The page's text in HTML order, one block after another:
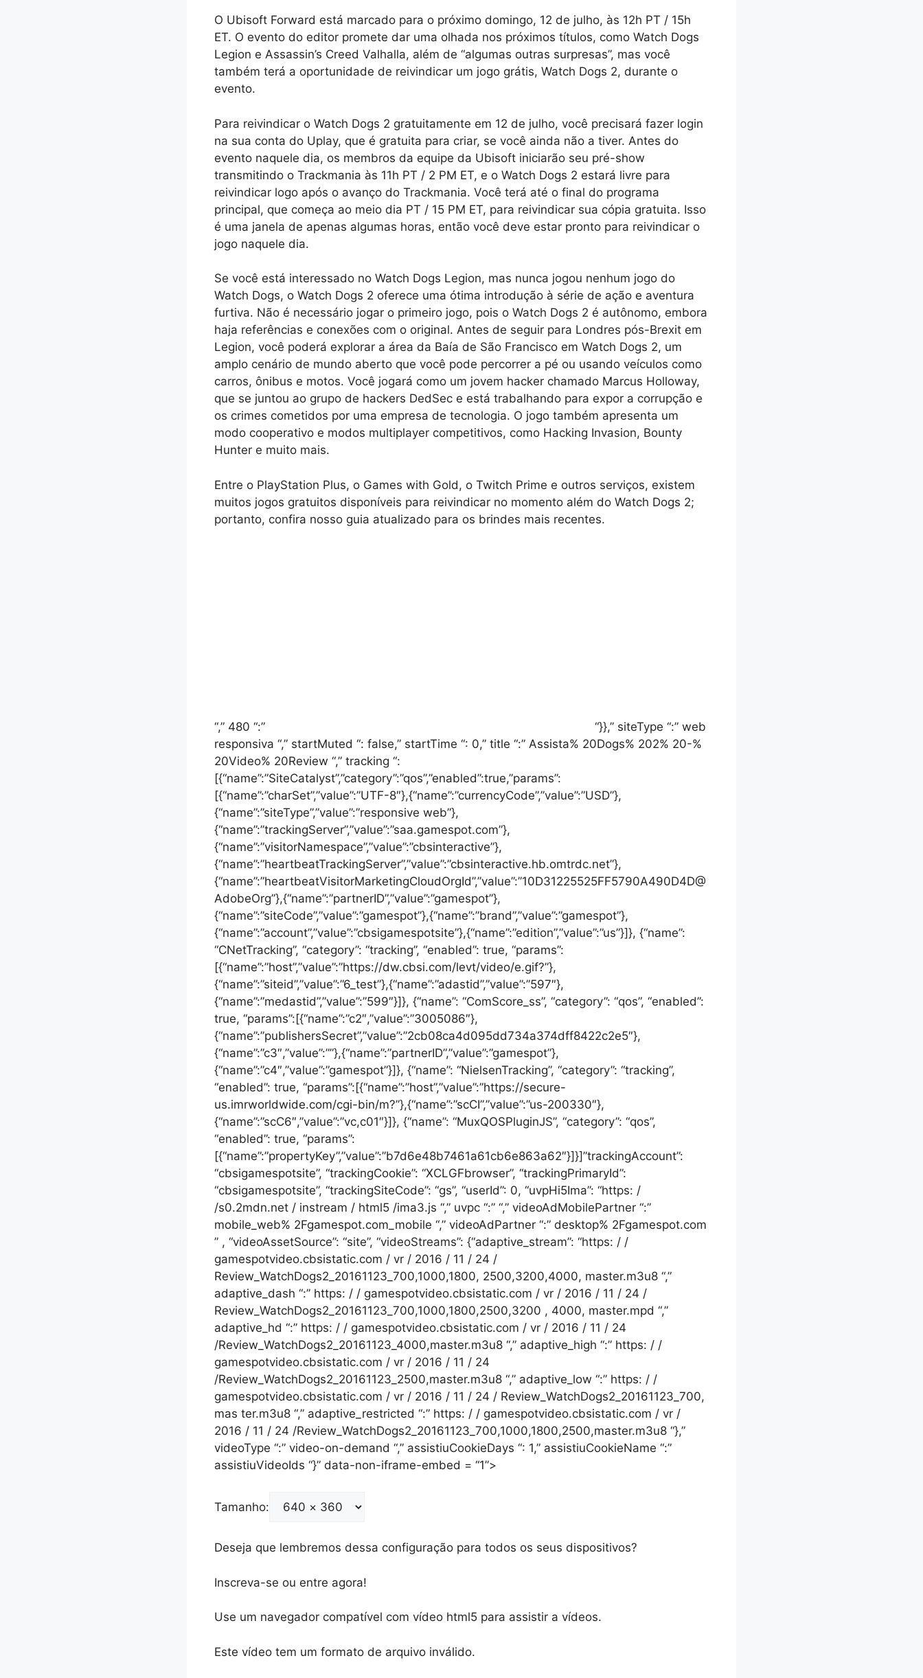
O Ubisoft Forward está marcado para o próximo domingo, 12 de julho, às 12h PT / 15h
ET. O evento do editor promete dar uma olhada nos próximos títulos, como Watch Dogs
Legion e Assassin’s Creed Valhalla, além de “algumas outras surpresas”, mas você
também terá a oportunidade de reivindicar um jogo grátis, Watch Dogs 2, durante o
evento.
Para reivindicar o Watch Dogs 2 gratuitamente em 12 de julho, você precisará fazer login
na sua conta do Uplay, que é gratuita para criar, se você ainda não a tiver. Antes do
evento naquele dia, os membros da equipe da Ubisoft iniciarão seu pré-show
transmitindo o Trackmania às 11h PT / 2 PM ET, e o Watch Dogs 2 estará livre para
reivindicar logo após o avanço do Trackmania. Você terá até o final do programa
principal, que começa ao meio dia PT / 15 PM ET, para reivindicar sua cópia gratuita. Isso
é uma janela de apenas algumas horas, então você deve estar pronto para reivindicar o
jogo naquele dia.
Se você está interessado no Watch Dogs Legion, mas nunca jogou nenhum jogo do
Watch Dogs, o Watch Dogs 2 oferece uma ótima introdução à série de ação e aventura
furtiva. Não é necessário jogar o primeiro jogo, pois o Watch Dogs 2 é autônomo, embora
haja referências e conexões com o original. Antes de seguir para Londres pós-Brexit em
Legion, você poderá explorar a área da Baía de São Francisco em Watch Dogs 2, um
amplo cenário de mundo aberto que você pode percorrer a pé ou usando veículos como
carros, ônibus e motos. Você jogará como um jovem hacker chamado Marcus Holloway,
que se juntou ao grupo de hackers DedSec e está trabalhando para expor a corrupção e
os crimes cometidos por uma empresa de tecnologia. O jogo também apresenta um
modo cooperativo e modos multiplayer competitivos, como Hacking Invasion, Bounty
Hunter e muito mais.
Entre o PlayStation Plus, o Games with Gold, o Twitch Prime e outros serviços, existem
muitos jogos gratuitos disponíveis para reivindicar no momento além do Watch Dogs 2;
portanto, confira nosso guia atualizado para os brindes mais recentes.
“,” 480 “:”
“}},” siteType “:” web
responsiva “,” startMuted “: false,” startTime “: 0,” title “:” Assista% 20Dogs% 202% 20-%
20Video% 20Review “,” tracking “:
[{“name”:”SiteCatalyst”,”category”:”qos”,”enabled”:true,”params”:
[{“name”:”charSet”,”value”:”UTF-8″},{“name”:”currencyCode”,”value”:”USD”},
{“name”:”siteType”,”value”:”responsive web”},
{“name”:”trackingServer”,”value”:”saa.gamespot.com”},
{“name”:”visitorNamespace”,”value”:”cbsinteractive”},
{“name”:”heartbeatTrackingServer”,”value”:”cbsinteractive.hb.omtrdc.net”},
{“name”:”heartbeatVisitorMarketingCloudOrgId”,”value”:”10D31225525FF5790A490D4D@
AdobeOrg”},{“name”:”partnerID”,”value”:”gamespot”},
{“name”:”siteCode”,”value”:”gamespot”},{“name”:”brand”,”value”:”gamespot”},
{“name”:”account”,”value”:”cbsigamespotsite”},{“name”:”edition”,”value”:”us”}]}, {“name”:
“CNetTracking”, “category”: “tracking”, “enabled”: true, “params”:
[{“name”:”host”,”value”:”https://dw.cbsi.com/levt/video/e.gif?”},
{“name”:”siteid”,”value”:”6_test”},{“name”:”adastid”,”value”:”597″},
{“name”:”medastid”,”value”:”599″}]}, {“name”: “ComScore_ss”, “category”: “qos”, “enabled”:
true, “params”:[{“name”:”c2″,”value”:”3005086″},
{“name”:”publishersSecret”,”value”:”2cb08ca4d095dd734a374dff8422c2e5″},
{“name”:”c3″,”value”:””},{“name”:”partnerID”,”value”:”gamespot”},
{“name”:”c4″,”value”:”gamespot”}]}, {“name”: “NielsenTracking”, “category”: “tracking”,
“enabled”: true, “params”:[{“name”:”host”,”value”:”https://secure-
us.imrworldwide.com/cgi-bin/m?”},{“name”:”scCI”,”value”:”us-200330″},
{“name”:”scC6″,”value”:”vc,c01″}]}, {“name”: “MuxQOSPluginJS”, “category”: “qos”,
“enabled”: true, “params”:
[{“name”:”propertyKey”,”value”:”b7d6e48b7461a61cb6e863a62″}]}]”trackingAccount”:
“cbsigamespotsite”, “trackingCookie”: “XCLGFbrowser”, “trackingPrimaryId”:
“cbsigamespotsite”, “trackingSiteCode”: “gs”, “userId”: 0, “uvpHi5Ima”: “https: /
/s0.2mdn.net / instream / html5 /ima3.js “,” uvpc “:” “,” videoAdMobilePartner “:”
mobile_web% 2Fgamespot.com_mobile “,” videoAdPartner “:” desktop% 2Fgamespot.com
” , “videoAssetSource”: “site”, “videoStreams”: {“adaptive_stream”: “https: / /
gamespotvideo.cbsistatic.com / vr / 2016 / 11 / 24 /
Review_WatchDogs2_20161123_700,1000,1800, 2500,3200,4000, master.m3u8 “,”
adaptive_dash “:” https: / / gamespotvideo.cbsistatic.com / vr / 2016 / 11 / 24 /
Review_WatchDogs2_20161123_700,1000,1800,2500,3200 , 4000, master.mpd “,”
adaptive_hd “:” https: / / gamespotvideo.cbsistatic.com / vr / 2016 / 11 / 24
/Review_WatchDogs2_20161123_4000,master.m3u8 “,” adaptive_high “:” https: / /
gamespotvideo.cbsistatic.com / vr / 2016 / 11 / 24
/Review_WatchDogs2_20161123_2500,master.m3u8 “,” adaptive_low “:” https: / /
gamespotvideo.cbsistatic.com / vr / 2016 / 11 / 24 / Review_WatchDogs2_20161123_700,
mas ter.m3u8 “,” adaptive_restricted “:” https: / / gamespotvideo.cbsistatic.com / vr /
2016 / 11 / 24 /Review_WatchDogs2_20161123_700,1000,1800,2500,master.m3u8 “},”
videoType “:” video-on-demand “,” assistiuCookieDays “: 1,” assistiuCookieName “:”
assistiuVideoIds “}” data-non-iframe-embed = “1”>
Tamanho:
Deseja que lembremos dessa configuração para todos os seus dispositivos?
Inscreva-se ou entre agora!
Use um navegador compatível com vídeo html5 para assistir a vídeos.
Este vídeo tem um formato de arquivo inválido.